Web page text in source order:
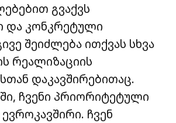
გვაქვს
და კონკრეტული
შეიძლება ითქვას სხვა
რეალიზაციის
დაკავშირებითაც.
ჩვენი პრიორიტეტული
ჩვენ